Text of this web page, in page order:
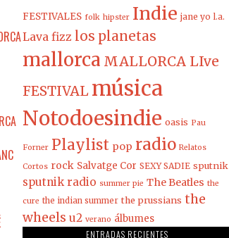
FESTIVALES folk hipster Indie jane yo l.a.
Lava fizz los planetas
mallorca MALLORCA LIve
FESTIVAL música
Notodoesindie oasis Pau
Forner Playlist pop radio Relatos
Cortos rock Salvatge Cor SEXY SADIE sputnik
sputnik radio summer pie The Beatles the
cure the indian summer the prussians the
wheels u2 verano álbumes
ENTRADAS RECIENTES